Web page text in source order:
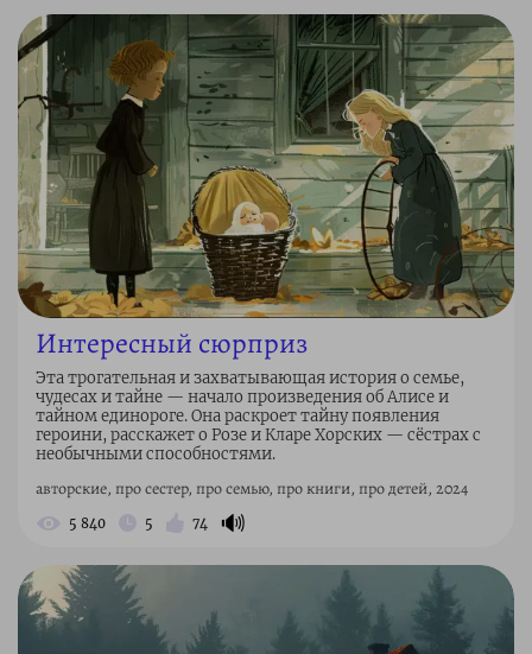
Интересный сюрприз
Эта трогательная и захватывающая история о семье,
чудесах и тайне — начало произведения об Алисе и
тайном единороге. Она раскроет тайну появления
героини, расскажет о Розе и Кларе Хорских — сёстрах с
необычными способностями.
авторские, про сестер, про семью, про книги, про детей, 2024
5 840 5 74 🔊